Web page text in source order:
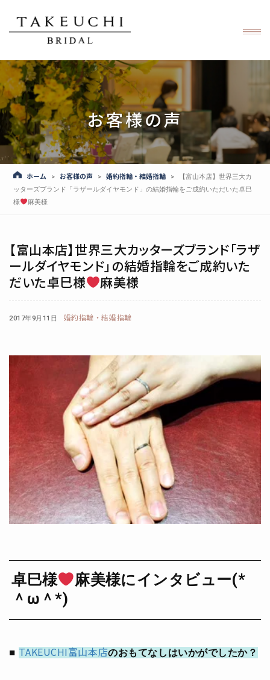
お客様の声
ホーム > お客様の声 > 婚約指輪・結婚指輪 >
【富山本店】世界三大カ
ッターズブランド「ラザールダイヤモンド」の結婚指輪をご成約いただいた卓巳
様
麻美様
【富山本店】世界三大カッターズブランド「ラザ
ールダイヤモンド」の結婚指輪をご成約いた
だいた卓巳様
麻美様
2017年9月11日 婚約指輪・結婚指輪
卓巳様
麻美様にインタビュー(*
＾ω＾*)
TAKEUCHI富山本店のおもてなしはいかがでしたか？